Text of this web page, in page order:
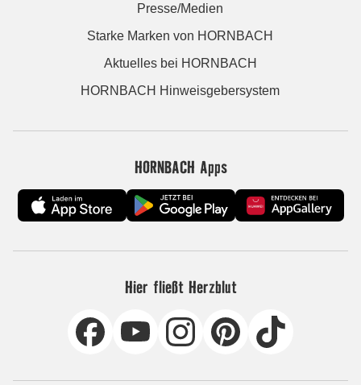
Presse/Medien
Starke Marken von HORNBACH
Aktuelles bei HORNBACH
HORNBACH Hinweisgebersystem
HORNBACH Apps
Hier fließt Herzblut